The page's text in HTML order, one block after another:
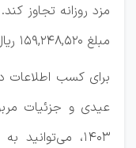
مبلغ ۱۵۹,۲۴۸,۵۲۰ ریال خواهد بود.
برای کسب اطلاعات
عیدی و جزئیات
۱۴۰۳،